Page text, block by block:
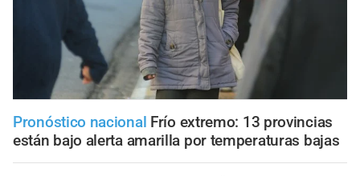
Pronóstico nacional Frío extremo: 13 provincias
están bajo alerta amarilla por temperaturas bajas